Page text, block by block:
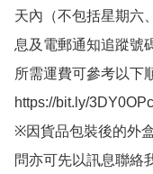
天內（不包括星期六
息及電郵通知追蹤號
所需運費可參考以下
https://bit.ly/3DY0OPc
※因貨品包裝後的外
問亦可先以訊息聯絡